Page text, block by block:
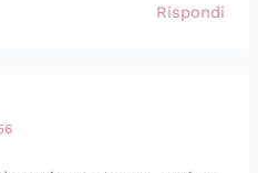
Rispondi